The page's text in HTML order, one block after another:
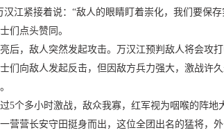
汉江紧接着说：“敌人的眼睛盯着崇化，我们要保
们点头赞同。
后，敌人突然发起攻击。万汉江预判敌人将会攻
们向敌人发起反击，但因敌方兵力强大，激战许
5个多小时激战，敌众我寡，红军视为咽喉的阵
营营长安守田挺身而出，这位全团出名的猛将，